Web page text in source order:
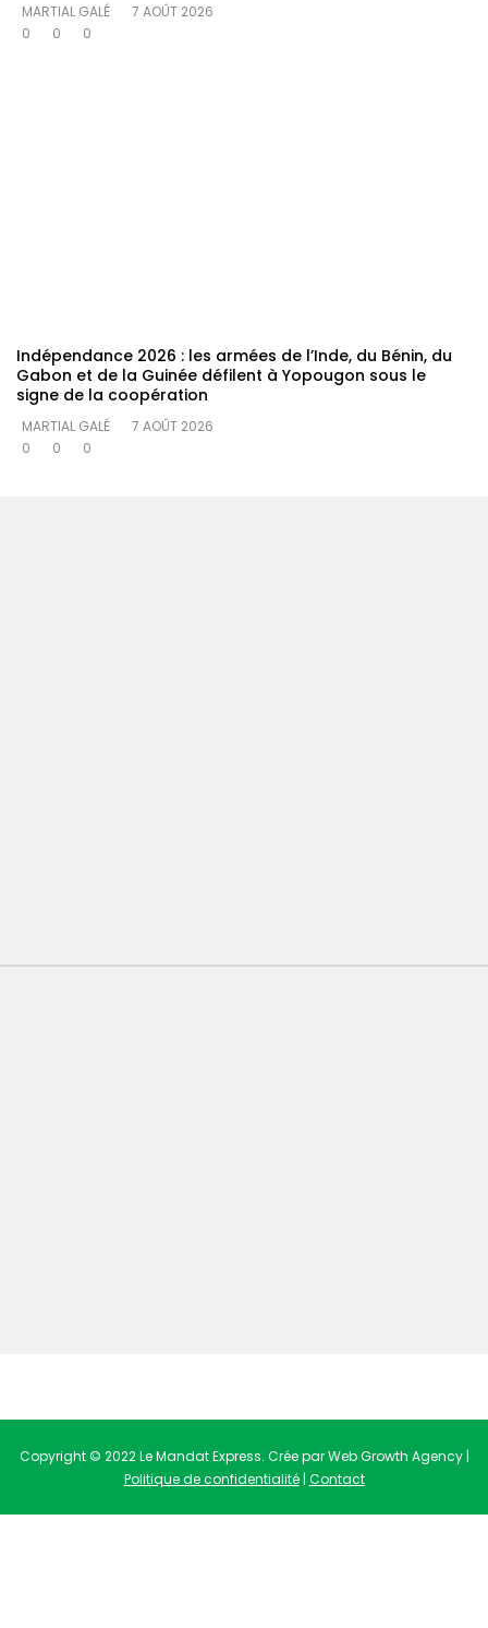
MARTIAL GALÉ
7 AOÛT 2026
0
0 0
Indépendance 2026 : les armées de l’Inde, du Bénin, du
Gabon et de la Guinée défilent à Yopougon sous le
signe de la coopération
MARTIAL GALÉ
7 AOÛT 2026
0
0 0
Copyright © 2022 Le Mandat Express. Crée par Web Growth Agency |
Politique de confidentialité| Contact